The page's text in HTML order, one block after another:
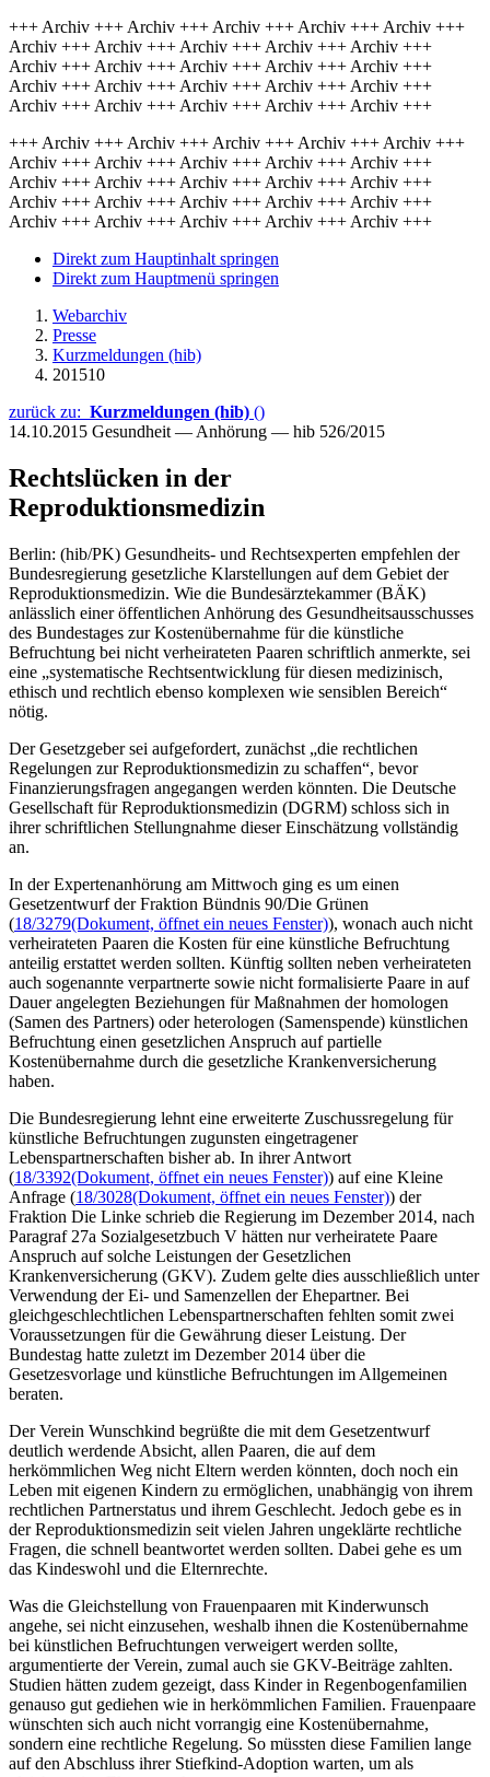
+++ Archiv +++ Archiv +++ Archiv +++ Archiv +++ Archiv +++
Archiv +++ Archiv +++ Archiv +++ Archiv +++ Archiv +++
Archiv +++ Archiv +++ Archiv +++ Archiv +++ Archiv +++
Archiv +++ Archiv +++ Archiv +++ Archiv +++ Archiv +++
Archiv +++ Archiv +++ Archiv +++ Archiv +++ Archiv +++
+++ Archiv +++ Archiv +++ Archiv +++ Archiv +++ Archiv +++
Archiv +++ Archiv +++ Archiv +++ Archiv +++ Archiv +++
Archiv +++ Archiv +++ Archiv +++ Archiv +++ Archiv +++
Archiv +++ Archiv +++ Archiv +++ Archiv +++ Archiv +++
Archiv +++ Archiv +++ Archiv +++ Archiv +++ Archiv +++
Direkt zum Hauptinhalt springen
Direkt zum Hauptmenü springen
Webarchiv
Presse
Kurzmeldungen (hib)
201510
zurück zu: Kurzmeldungen (hib) ()
14.10.2015 Gesundheit — Anhörung — hib 526/2015
Rechtslücken in der
Reproduktionsmedizin
Berlin: (hib/PK) Gesundheits- und Rechtsexperten empfehlen der
Bundesregierung gesetzliche Klarstellungen auf dem Gebiet der
Reproduktionsmedizin. Wie die Bundesärztekammer (BÄK)
anlässlich einer öffentlichen Anhörung des Gesundheitsausschusses
des Bundestages zur Kostenübernahme für die künstliche
Befruchtung bei nicht verheirateten Paaren schriftlich anmerkte, sei
eine „systematische Rechtsentwicklung für diesen medizinisch,
ethisch und rechtlich ebenso komplexen wie sensiblen Bereich“
nötig.
Der Gesetzgeber sei aufgefordert, zunächst „die rechtlichen
Regelungen zur Reproduktionsmedizin zu schaffen“, bevor
Finanzierungsfragen angegangen werden könnten. Die Deutsche
Gesellschaft für Reproduktionsmedizin (DGRM) schloss sich in
ihrer schriftlichen Stellungnahme dieser Einschätzung vollständig
an.
In der Expertenanhörung am Mittwoch ging es um einen
Gesetzentwurf der Fraktion Bündnis 90/Die Grünen
(18/3279(Dokument, öffnet ein neues Fenster)), wonach auch nicht
verheirateten Paaren die Kosten für eine künstliche Befruchtung
anteilig erstattet werden sollten. Künftig sollten neben verheirateten
auch sogenannte verpartnerte sowie nicht formalisierte Paare in auf
Dauer angelegten Beziehungen für Maßnahmen der homologen
(Samen des Partners) oder heterologen (Samenspende) künstlichen
Befruchtung einen gesetzlichen Anspruch auf partielle
Kostenübernahme durch die gesetzliche Krankenversicherung
haben.
Die Bundesregierung lehnt eine erweiterte Zuschussregelung für
künstliche Befruchtungen zugunsten eingetragener
Lebenspartnerschaften bisher ab. In ihrer Antwort
(18/3392(Dokument, öffnet ein neues Fenster)) auf eine Kleine
Anfrage (18/3028(Dokument, öffnet ein neues Fenster)) der
Fraktion Die Linke schrieb die Regierung im Dezember 2014, nach
Paragraf 27a Sozialgesetzbuch V hätten nur verheiratete Paare
Anspruch auf solche Leistungen der Gesetzlichen
Krankenversicherung (GKV). Zudem gelte dies ausschließlich unter
Verwendung der Ei- und Samenzellen der Ehepartner. Bei
gleichgeschlechtlichen Lebenspartnerschaften fehlten somit zwei
Voraussetzungen für die Gewährung dieser Leistung. Der
Bundestag hatte zuletzt im Dezember 2014 über die
Gesetzesvorlage und künstliche Befruchtungen im Allgemeinen
beraten.
Der Verein Wunschkind begrüßte die mit dem Gesetzentwurf
deutlich werdende Absicht, allen Paaren, die auf dem
herkömmlichen Weg nicht Eltern werden könnten, doch noch ein
Leben mit eigenen Kindern zu ermöglichen, unabhängig von ihrem
rechtlichen Partnerstatus und ihrem Geschlecht. Jedoch gebe es in
der Reproduktionsmedizin seit vielen Jahren ungeklärte rechtliche
Fragen, die schnell beantwortet werden sollten. Dabei gehe es um
das Kindeswohl und die Elternrechte.
Was die Gleichstellung von Frauenpaaren mit Kinderwunsch
angehe, sei nicht einzusehen, weshalb ihnen die Kostenübernahme
bei künstlichen Befruchtungen verweigert werden sollte,
argumentierte der Verein, zumal auch sie GKV-Beiträge zahlten.
Studien hätten zudem gezeigt, dass Kinder in Regenbogenfamilien
genauso gut gediehen wie in herkömmlichen Familien. Frauenpaare
wünschten sich auch nicht vorrangig eine Kostenübernahme,
sondern eine rechtliche Regelung. So müssten diese Familien lange
auf den Abschluss ihrer Stiefkind-Adoption warten, um als